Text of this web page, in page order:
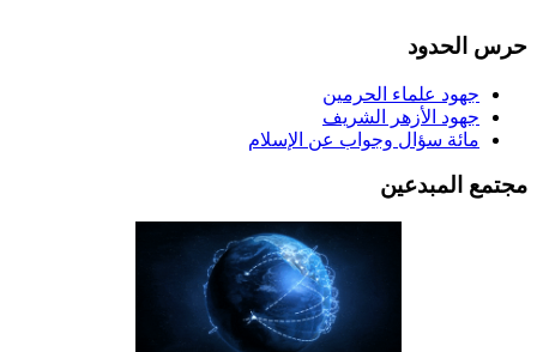
الحدود
جهود علماء الحرمين
جهود الأزهر الشريف
مائة سؤال وجواب عن الإسلام
المبدعين